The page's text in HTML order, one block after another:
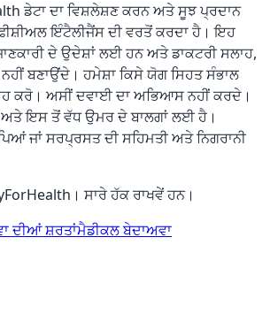
ਡੇਟਾ ਦਾ ਵਿਸ਼ਲੇਸ਼ਣ ਕਰਨ ਅਤੇ ਸੂਝ ਪ੍ਰਦਾਨ
ਇੰਟੈਲੀਜੈਂਸ ਦੀ ਵਰਤੋਂ ਕਰਦਾ ਹੈ। ਇਹ
ਦੇ ਉਦੇਸ਼ਾਂ ਲਈ ਹਨ ਅਤੇ ਡਾਕਟਰੀ ਸਲਾਹ,
ਨਹੀਂ ਬਣਾਉਂਦੇ। ਹਮੇਸ਼ਾ ਕਿਸੇ ਯੋਗ ਸਿਹਤ ਸੰਭਾਲ
ਕਰੋ। ਅਸੀਂ ਦਵਾਈ ਦਾ ਅਭਿਆਸ ਨਹੀਂ ਕਰਦੇ।
ਅਤੇ ਇਸ ਤੋਂ ਵੱਧ ਉਮਰ ਦੇ ਬਾਲਗਾਂ ਲਈ ਹੈ।
ਜਾਂ ਸਰਪ੍ਰਸਤ ਦੀ ਸਹਿਮਤੀ ਅਤੇ ਨਿਗਰਾਨੀ
ਸਾਰੇ ਹੱਕ ਰਾਖਵੇਂ ਹਨ।
ਦੀਆਂ ਸ਼ਰਤਾਂਮੈਡੀਕਲ ਬੇਦਾਅਵਾ